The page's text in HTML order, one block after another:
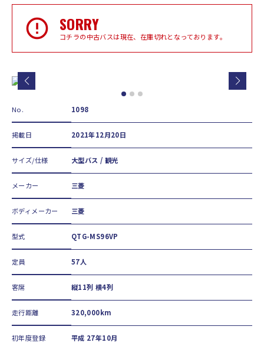
SORRY
コチラの中古バスは現在、在庫切れとなっております。
No. 1098
掲載日 2021年12月20日
サイズ/仕様 大型バス / 観光
メーカー 三菱
ボディメーカー 三菱
型式 QTG-MS96VP
定員 57人
客席 縦11列 横4列
走行距離 320,000km
初年度登録 平成 27年10月